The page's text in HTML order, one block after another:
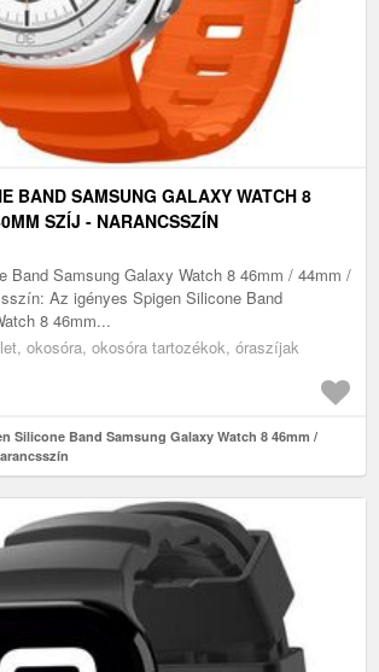
BAND SAMSUNG GALAXY WATCH 8
SZÍJ - NARANCSSZÍN
Band Samsung Galaxy Watch 8 46mm / 44mm /
Az igényes Spigen Silicone Band
8 46mm...
okosóra, okosóra tartozékok, óraszíjak
Silicone Band Samsung Galaxy Watch 8 46mm /